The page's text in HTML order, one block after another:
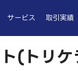
サービス 取引実績
(トリケ